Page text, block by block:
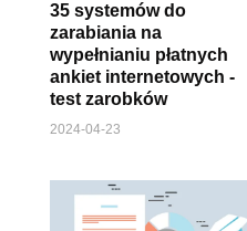
35 systemów do
zarabiania na
wypełnianiu płatnych
ankiet internetowych -
test zarobków
2024-04-23